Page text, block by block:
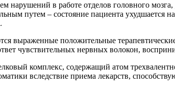
нарушений в работе отделов головного
путем – состояние пациента
выраженные положительные
чувствительных нервных волокон,
комплекс, содержащий атом
вследствие приема лекарств,